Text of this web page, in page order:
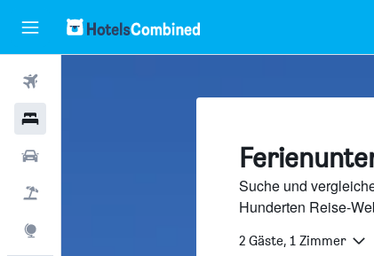
Suche und
Hunderten Reise-
2 Gäste, 1 Zimmer